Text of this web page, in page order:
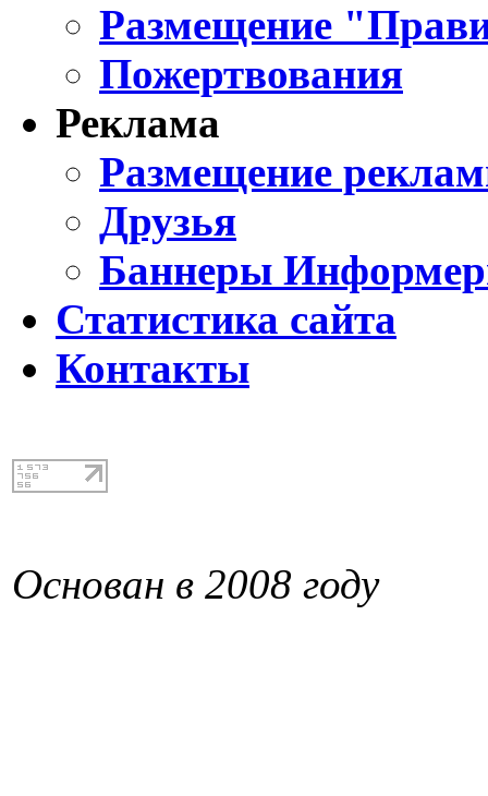
Размещение
Пожертвования
Реклама
Размещение
Друзья
Баннеры
Статистика сайта
Контакты
Основан в 2008 году